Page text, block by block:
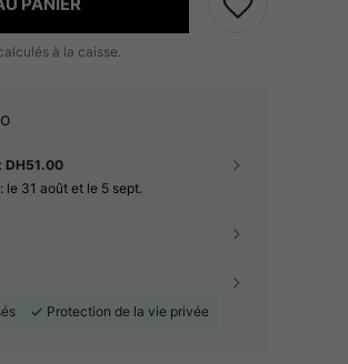
à la caisse.
DH51.00
le 31 août et le 5 sept.
Protection de la vie privée